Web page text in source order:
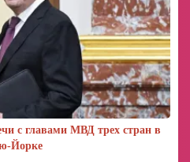
с главами МВД трех стран в
Йорке